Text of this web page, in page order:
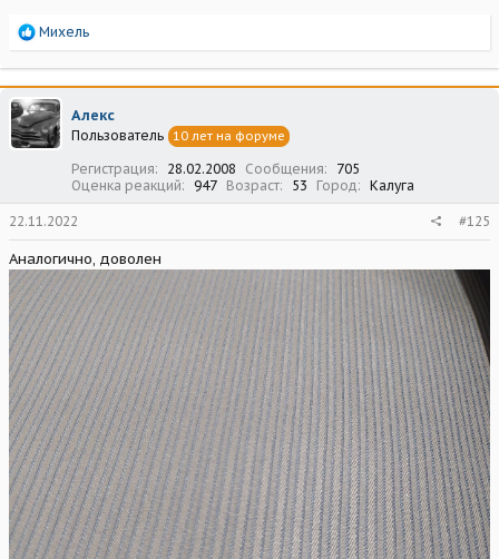
Р
а
к
ц
и
и
Михель
Алекс
Пользователь 10 лет на форуме
Регистрация 28.02.2008 Сообщения
705
Оценка реакций
947 Возраст 53 Город Калуга
22.11.2022 #125
Аналогично, доволен